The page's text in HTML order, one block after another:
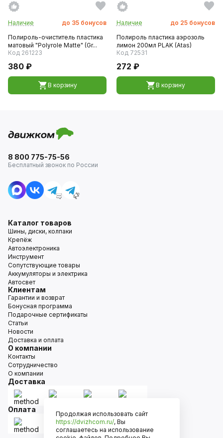
Наличие до 35 бонусов
Полироль-очиститель пластика
матовый "Polyrole Matte" (Gr...
Код 261223
380 ₽
В корзину
Наличие до 25 бонусов
Полироль пластика аэрозоль
лимон 200мл PLAK (Atas)
Код 72531
272 ₽
В корзину
8 800 775-75-56
Бесплатный звонок по России
Каталог товаров
Шины, диски, колпаки
Крепёж
Автоэлектроника
Инструмент
Сопутствующие товары
Аккумуляторы и электрика
Автосвет
Клиентам
Гарантии и возврат
Бонусная программа
Подарочные сертификаты
Статьи
Новости
Доставка и оплата
О компании
Контакты
Сотрудничество
О компании
Доставка
Оплата
Продолжая использовать сайт
https://dvizhcom.ru/, Вы
соглашаетесь на использование